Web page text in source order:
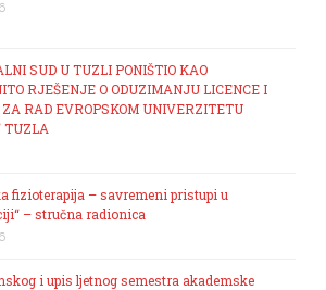
SUD U TUZLI PONIŠTIO KAO
RJEŠENJE O ODUZIMANJU LICENCE I
ZA RAD EVROPSKOM UNIVERZITETU
TUZLA
fizioterapija – savremeni pristupi u
– stručna radionica
i upis ljetnog semestra akademske